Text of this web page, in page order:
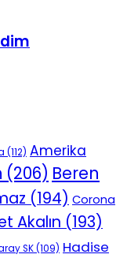
(112) Amerika
(206) Beren
(194) Corona
Akalın (193)
SK(109) Hadise